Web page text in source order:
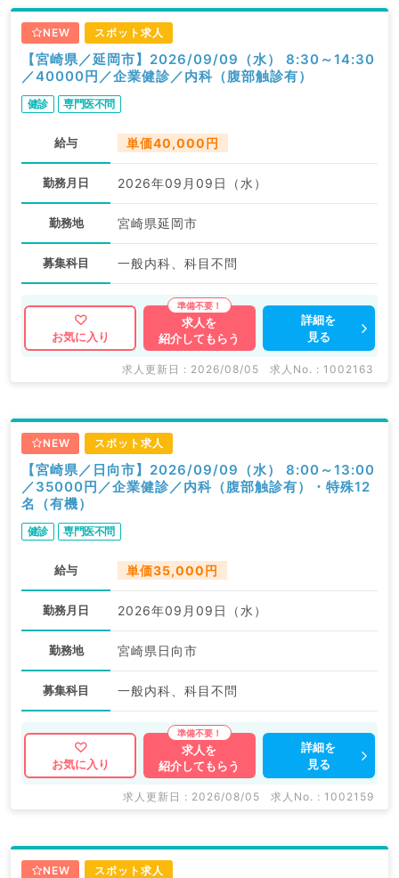
NEW スポット求人
【宮崎県／延岡市】2026/09/09（水） 8:30～14:30
／40000円／企業健診／内科（腹部触診有）
健診 専門医不問
給与 単価40,000円
勤務月日 2026年09月09日（水）
勤務地 宮崎県延岡市
募集科目 一般内科、科目不問
お気に入り
求人を
紹介してもらう
詳細を
見る
求人更新日 : 2026/08/05 求人No. : 1002163
NEW スポット求人
【宮崎県／日向市】2026/09/09（水） 8:00～13:00
／35000円／企業健診／内科（腹部触診有）・特殊12
名（有機）
健診 専門医不問
給与 単価35,000円
勤務月日 2026年09月09日（水）
勤務地 宮崎県日向市
募集科目 一般内科、科目不問
お気に入り
求人を
紹介してもらう
詳細を
見る
求人更新日 : 2026/08/05 求人No. : 1002159
NEW スポット求人